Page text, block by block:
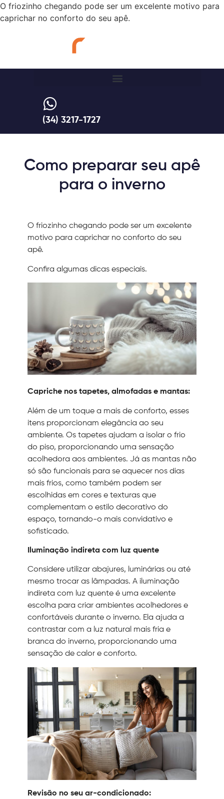
O friozinho chegando pode ser um excelente motivo para
caprichar no conforto do seu apê.
(34) 3217-1727
Como preparar seu apê
para o inverno
O friozinho chegando pode ser um excelente
motivo para caprichar no conforto do seu
apê.
Confira algumas dicas especiais.
Capriche nos tapetes, almofadas e mantas:
Além de um toque a mais de conforto, esses
itens proporcionam elegância ao seu
ambiente. Os tapetes ajudam a isolar o frio
do piso, proporcionando uma sensação
acolhedora aos ambientes. Já as mantas não
só são funcionais para se aquecer nos dias
mais frios, como também podem ser
escolhidas em cores e texturas que
complementam o estilo decorativo do
espaço, tornando-o mais convidativo e
sofisticado.
Iluminação indireta com luz quente
Considere utilizar abajures, luminárias ou até
mesmo trocar as lâmpadas. A iluminação
indireta com luz quente é uma excelente
escolha para criar ambientes acolhedores e
confortáveis durante o inverno. Ela ajuda a
contrastar com a luz natural mais fria e
branca do inverno, proporcionando uma
sensação de calor e conforto.
Revisão no seu ar-condicionado: